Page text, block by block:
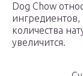
Dog Chow
количества
увеличится.